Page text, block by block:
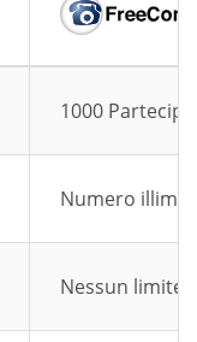
1000
Numero
Nessun limite